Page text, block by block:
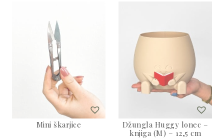
Mini škarjice
Džungla Huggy lonec –
knjiga (M) – 12,5 cm